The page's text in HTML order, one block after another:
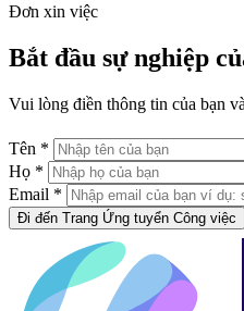
Đơn xin việc
Bắt đầu sự nghiệp
Vui lòng điền thông tin của bạn
Tên *
Họ *
Email *
Đi đến Trang Ứng tuyển Công việc